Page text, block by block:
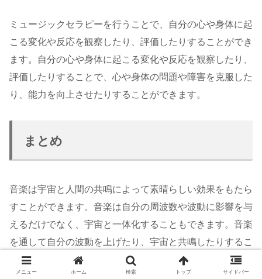
ミュージックセラピーを行うことで、自分の心や身体に起
こる変化や反応を観察したり、評価したりすることができ
ます。自分の心や身体に起こる変化や反応を観察したり、
評価したりすることで、心や身体の問題や障害を克服した
り、能力を向上させたりすることができます。
まとめ
音楽は宇宙と人間の共鳴によって素晴らしい効果をもたら
すことができます。音楽は自分の周波数や波動に影響を与
えるだけでなく、宇宙と一体化することもできます。音楽
を通して自分の波動を上げたり、宇宙と共鳴したりするこ
とで、心と体のバランスや健康を回復させることができる
のです。音楽は人間にとって最高のスピリチュアルなパー
メニュー ホーム 検索 トップ サイドバー